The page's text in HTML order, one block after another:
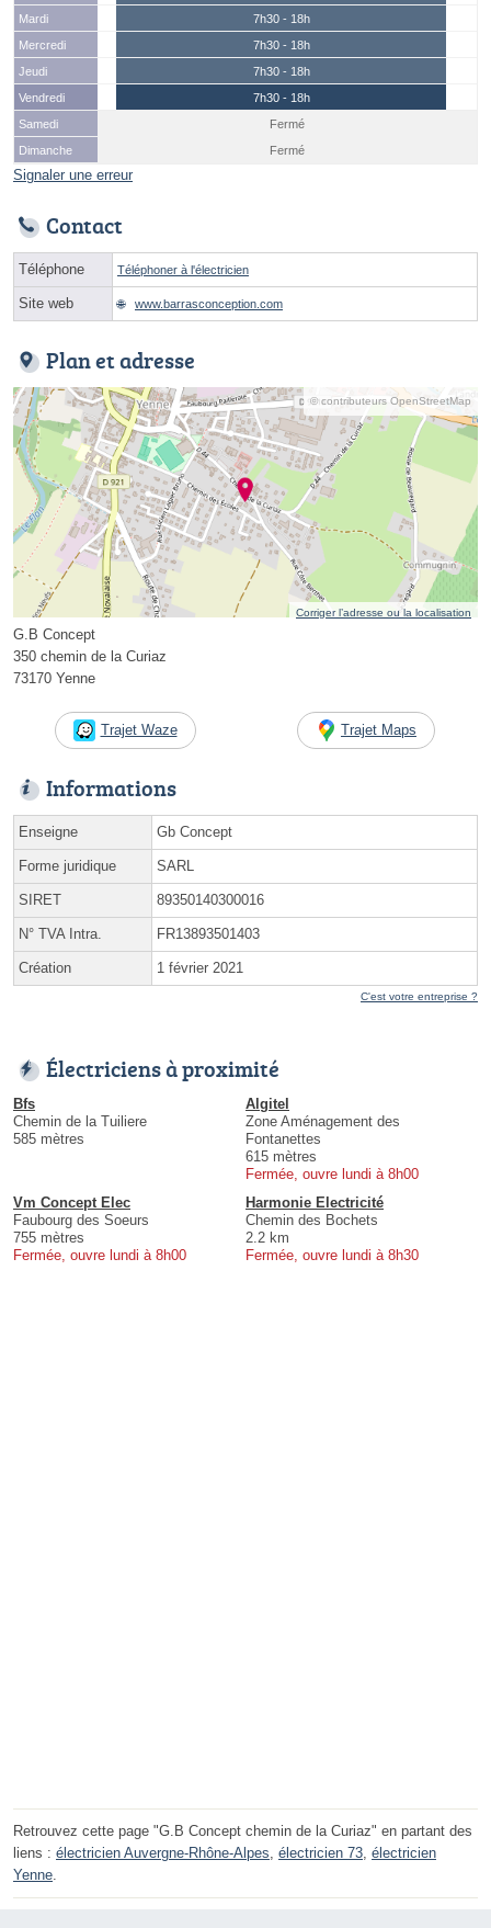
Mardi
7h30 - 18h
Mercredi
7h30 - 18h
Jeudi
7h30 - 18h
Vendredi
7h30 - 18h
Samedi
Fermé
Dimanche
Fermé
Signaler une erreur
Contact
Téléphone Téléphoner à l'électricien
Site web www.barrasconception.com
Plan et adresse
© contributeurs OpenStreetMap
Corriger l’adresse ou la localisation
G.B Concept
350 chemin de la Curiaz
73170 Yenne
Trajet Waze Trajet Maps
Informations
Enseigne Gb Concept
Forme juridique SARL
SIRET 89350140300016
N° TVA Intra. FR13893501403
Création 1 février 2021
C'est votre entreprise ?
Électriciens à proximité
Bfs
Chemin de la Tuiliere
585 mètres
Algitel
Zone Aménagement des
Fontanettes
615 mètres
Fermée, ouvre lundi à 8h00
Vm Concept Elec
Faubourg des Soeurs
755 mètres
Fermée, ouvre lundi à 8h00
Harmonie Electricité
Chemin des Bochets
2.2 km
Fermée, ouvre lundi à 8h30
Retrouvez cette page "G.B Concept chemin de la Curiaz" en partant des
liens : électricien Auvergne-Rhône-Alpes, électricien 73, électricien
Yenne.